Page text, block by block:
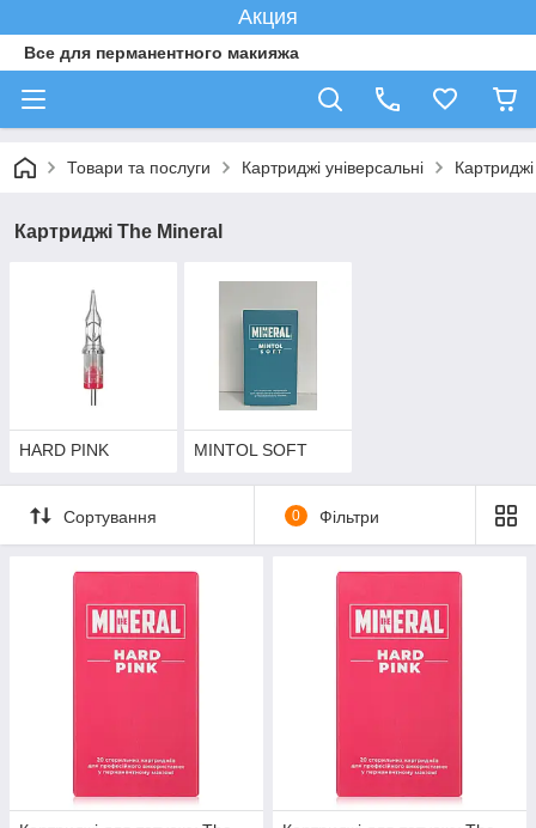
Акция
Все для перманентного макияжа
Товари та послуги Картриджі універсальні
Картриджі The Mineral
HARD PINK MINTOL SOFT
Сортування 0 Фільтри